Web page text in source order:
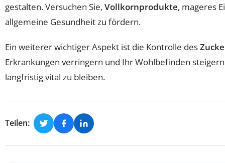
gestalten. Versuchen Sie, Vollkornprodukte, mageres
allgemeine Gesundheit zu fördern.
Ein weiterer wichtiger Aspekt ist die Kontrolle des
Erkrankungen verringern und Ihr Wohlbefinden
langfristig vital zu bleiben.
Teilen: